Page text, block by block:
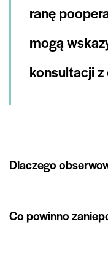
ranę
mogą
konsultacji
Dlaczego
Co powinno